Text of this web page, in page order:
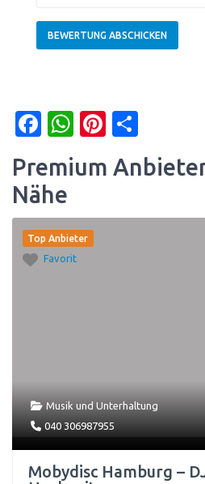
Facebook
WhatsApp
Pinterest
Premium
Nähe
Top Anbieter
Favorit
Musik und Unterhaltung
040 306987955
Mobydisc Hamburg –